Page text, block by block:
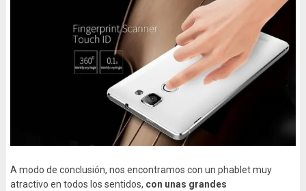
A modo de conclusión, nos encontramos con un phablet muy
atractivo en todos los sentidos, con unas grandes